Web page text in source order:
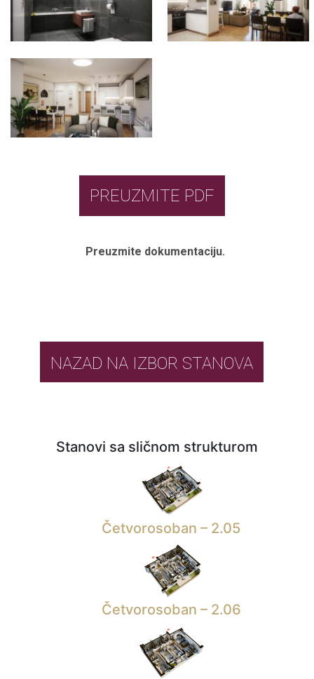
PREUZMITE PDF
Preuzmite dokumentaciju.
NAZAD NA IZBOR STANOVA
Stanovi sa sličnom strukturom
Četvorosoban – 2.05
Četvorosoban – 2.06